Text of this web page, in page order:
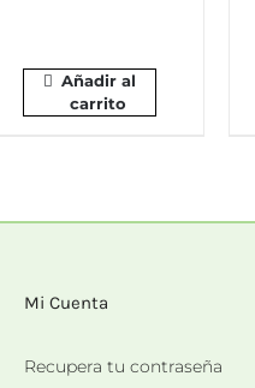
Añadir al
carrito
Mi Cuenta
Recupera tu contraseña